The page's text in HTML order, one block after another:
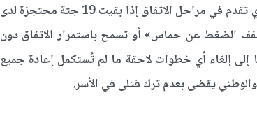
ووفق الترجمات عبّر «مقر عائلات الأسرى» عن رفضه لأي تقدم في مراحل الاتفاق إذا بقيت 19 جثة محتجزة لدى
الضغط عن حماس» أو تسمح باستمرار الاتفاق دون
إلى إلغاء أي خطوات لاحقة ما لم تُستكمل إعادة جميع
والوطني يقضى بعدم ترك قتلى في الأسر.